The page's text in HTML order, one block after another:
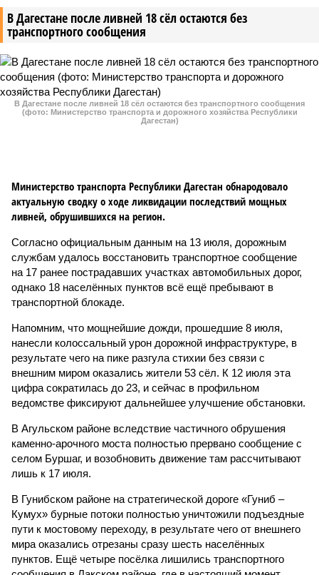
В Дагестане после ливней 18 сёл остаются без
транспортного сообщения
В Дагестане после ливней 18 сёл остаются без транспортного сообщения
(фото: Министерство транспорта и дорожного хозяйства Республики
Дагестан)
Министерство транспорта Республики Дагестан обнародовало
актуальную сводку о ходе ликвидации последствий мощных
ливней, обрушившихся на регион.
Согласно официальным данным на 13 июля, дорожным
службам удалось восстановить транспортное сообщение
на 17 ранее пострадавших участках автомобильных дорог,
однако 18 населённых пунктов всё ещё пребывают в
транспортной блокаде.
Напомним, что мощнейшие дожди, прошедшие 8 июля,
нанесли колоссальный урон дорожной инфраструктуре, в
результате чего на пике разгула стихии без связи с
внешним миром оказались жители 53 сёл. К 12 июля эта
цифра сократилась до 23, и сейчас в профильном
ведомстве фиксируют дальнейшее улучшение обстановки.
В Агульском районе вследствие частичного обрушения
каменно-арочного моста полностью прервано сообщение с
селом Буршаг, и возобновить движение там рассчитывают
лишь к 17 июля.
В Гунибском районе на стратегической дороге «Гуниб –
Кумух» бурные потоки полностью уничтожили подъездные
пути к мостовому переходу, в результате чего от внешнего
мира оказались отрезаны сразу шесть населённых
пунктов. Ещё четыре посёлка лишились транспортного